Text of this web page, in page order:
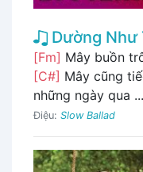
Dường Như
[Fm] Mây buồn
[C#] Mây cũng
những ngày qua ...
Điệu: Slow Ballad